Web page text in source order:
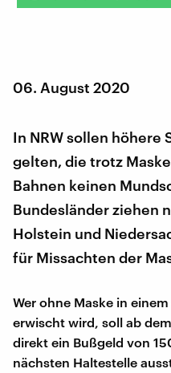
06. August 2020
In NRW sollen höhere
gelten, die trotz
Bahnen keinen
Bundesländer ziehen
Holstein und
für Missachten der
Wer ohne Maske in
erwischt wird, soll ab
direkt ein Bußgeld von
nächsten Haltestelle